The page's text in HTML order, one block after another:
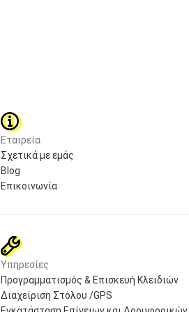
αφαιρούμενο από υπέρυθρες ακτίνες
Γωνία θέασης(16:9): Οριζόντια:
Απόσταση από φωτισμό IR 7
μορφής H.264Ανάλυση βίντεο-1080p
MPEG-2 AAC LCΧαρακτηριστικά
Ανίχνευση προσώπων- Ανίχνευση
εικόνας- Έγχρωμη νυχτερινή
κάρτας microSD, δέχεται κάρτες έως
4.0Πρωτόκολλα δικτύου:- IPv4, IPv6-
SD)- Προφίλ ONVIF S- RTSP- SRTP-
Ανίχνευση κίνησης- Ανίχνευση
Καταγραφή κάρτας SD- Λειτουργία
Εταιρεία
Σχετικά με εμάς
Blog
Επικοινωνία
Υπηρεσίες
Προγραμματισμός & Επισκευή Κλειδιών
Διαχείριση Στόλου /GPS